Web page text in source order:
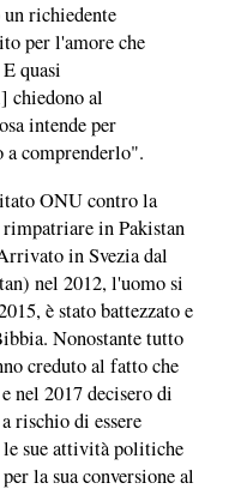
richiedente
per l'amore che
quasi
chiedono al
intende per
a comprenderlo".
ONU contro la
in Pakistan
in Svezia dal
nel 2012, l'uomo si
è stato battezzato e
Nonostante tutto
creduto al fatto che
nel 2017 decisero di
rischio di essere
sue attività politiche
la sua conversione al